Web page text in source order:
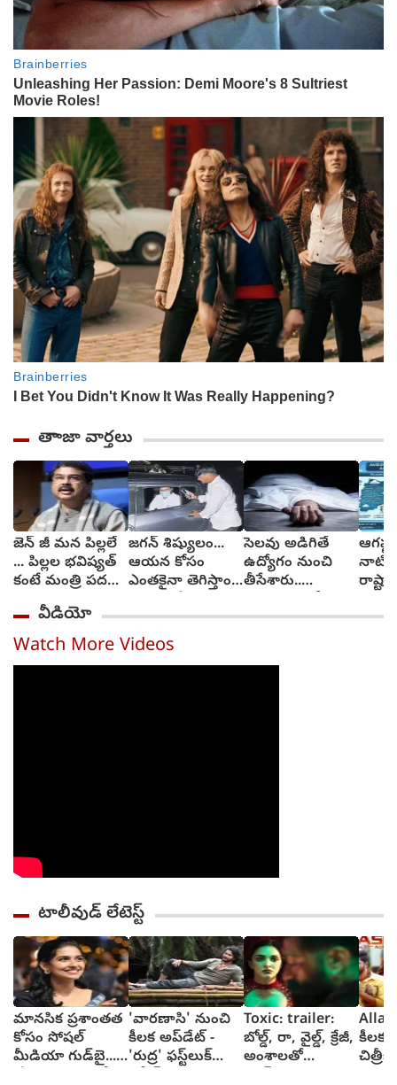
తాాజా వార్తలు
జెన్ జీ మన పిల్లలే
... పిల్లల భవిష్యత్
కంటే మంత్రి పదవి
ముఖ్యం కాదు :
ధర్మేంద్ర ప్రధాన్
జగన్ శిష్యులం...
ఆయన కోసం
ఎంతకైనా తెగిస్తాం :
చింతాడ
సెలవు అడిగితే
ఉద్యోగం నుంచి
తీసేశారు..
బలవన్మరణం
నాటి
ఎలా
వీడియో
Watch More Videos
టాలీవుడ్ లేటెస్ట్
మానసిక ప్రశాంతత
కోసం సోషల్
మీడియా గుడ్‌బై...
'వారణాసి' నుంచి
కీలక అప్‌డేట్ -
'రుద్ర' ఫస్ట్‌లుక్
Toxic: trailer:
బోల్డ్, రా, వైల్డ్, క్రేజీ,
అంశాలతో
కీలక